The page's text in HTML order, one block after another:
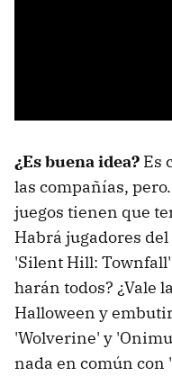
¿Es buena idea? Es
las compañías,
juegos tienen que
Habrá jugadores
'Silent Hill:
harán todos? ¿Vale
Halloween y
'Wolverine' y
nada en común con